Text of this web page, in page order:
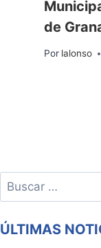
de
Por lalonso
Buscar:
ÚLTIMAS